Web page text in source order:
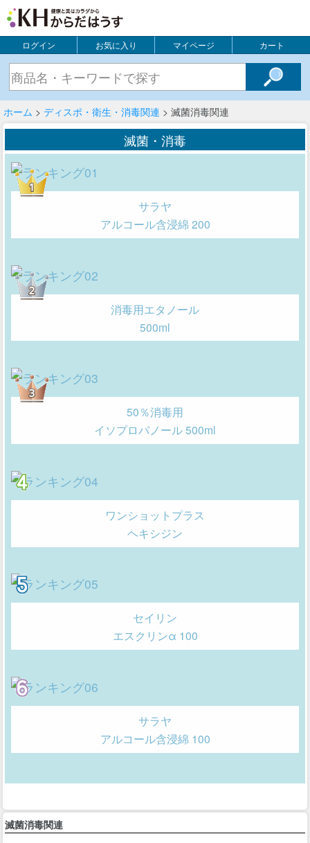
ログイン お気に入り マイページ カート
ホーム > ディスポ・衛生・消毒関連 > 滅菌消毒関連
滅菌・消毒
サラヤ
アルコール含浸綿 200
消毒用エタノール
500ml
50％消毒用
イソプロパノール 500ml
ワンショットプラス
ヘキシジン
セイリン
エスクリンα 100
サラヤ
アルコール含浸綿 100
滅菌消毒関連